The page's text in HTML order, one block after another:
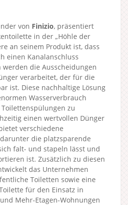
von Finizio, präsentiert
in der „Höhle der
an seinem Produkt ist, dass
einen Kanalanschluss
werden die Ausscheidungen
verarbeitet, der für die
ist. Diese nachhaltige Lösung
Wasserverbrauch
zu
einen wertvollen Dünger
verschiedene
die platzsparende
falt- und stapeln lässt und
ist. Zusätzlich zu diesen
das Unternehmen
Toiletten sowie eine
für den Einsatz in
Mehr-Etagen-Wohnungen